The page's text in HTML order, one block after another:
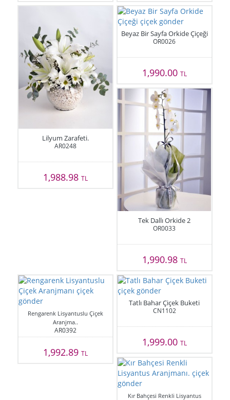
Lilyum Zarafeti.
AR0248
1,988.98TL
Beyaz Bir Sayfa Orkide Çiçeği
OR0026
1,990.00 TL
Tek Dallı Orkide 2
OR0033
1,990.98 TL
Rengarenk Lisyantuslu Çiçek
Aranjma..
AR0392
1,992.89TL
Tatlı Bahar Çiçek Buketi
CN1102
1,999.00 TL
Kır Bahçesi Renkli Lisyantus